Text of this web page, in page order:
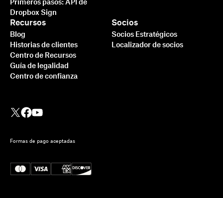
Primeros pasos: API de
Dropbox Sign
Recursos
Blog
Historias de clientes
Centro de Recursos
Guía de legalidad
Centro de confianza
Socios
Socios Estratégicos
Localizador de socios
Formas de pago aceptadas